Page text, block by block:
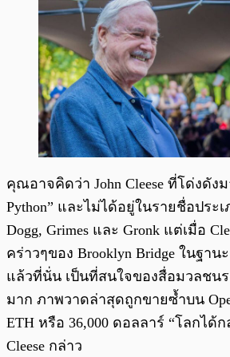
คุณอาจคิดว่า John Cleese ที่โด่งดัง
Python” และไม่ได้อยู่ในรายชื่อประ
Dogg, Grimes และ Gronk แต่เมื่อ
คร่าวๆของ Brooklyn Bridge ในฐาน
แล้วที่นั่น เป็นที่สนใจของสื่อมวลชน
มาก ภาพวาดล่าสุดถูกขายซ้ำบน
ETH หรือ 36,000 ดอลลาร์ “โลกได้
Cleese กล่าว